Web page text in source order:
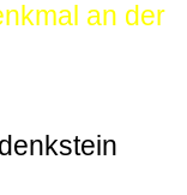
an der